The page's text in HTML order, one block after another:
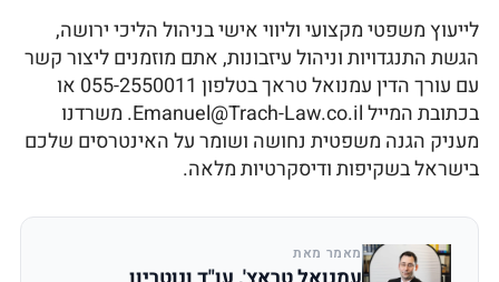
לייעוץ משפטי מקצועי וליווי אישי בניהול הליכי ירושה,
הגשת התנגדויות וניהול עיזבונות, אתם מוזמנים ליצור קשר
עם עורך הדין עמנואל טראך בטלפון 055-2550011 או
בכתובת המייל Emanuel@Trach-Law.co.il. משרדנו
מעניק הגנה משפטית נחושה ושומר על האינטרסים שלכם
בישראל בשקיפות ודיסקרטיות מלאה.
מאמר מאת